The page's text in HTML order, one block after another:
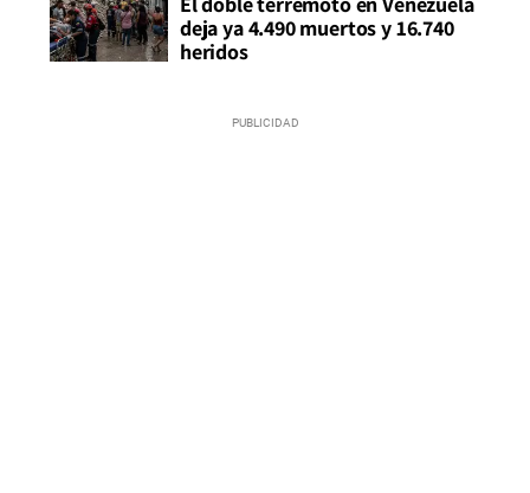
deja ya 4.490 muertos y 16.740
heridos